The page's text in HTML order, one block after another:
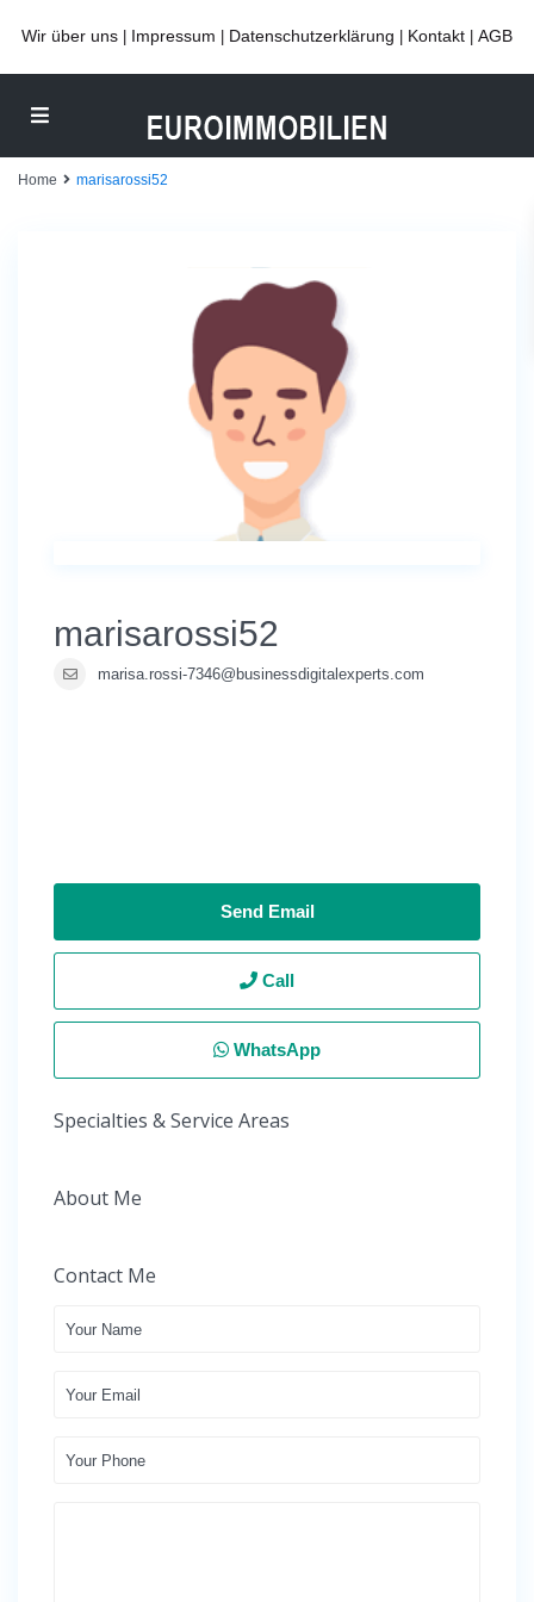
Wir über uns Impressum Datenschutzerklärung Kontakt AGB
Home marisarossi52
marisarossi52
marisa.rossi-7346@businessdigitalexperts.com
Send Email
Call
WhatsApp
Specialties & Service Areas
About Me
Contact Me